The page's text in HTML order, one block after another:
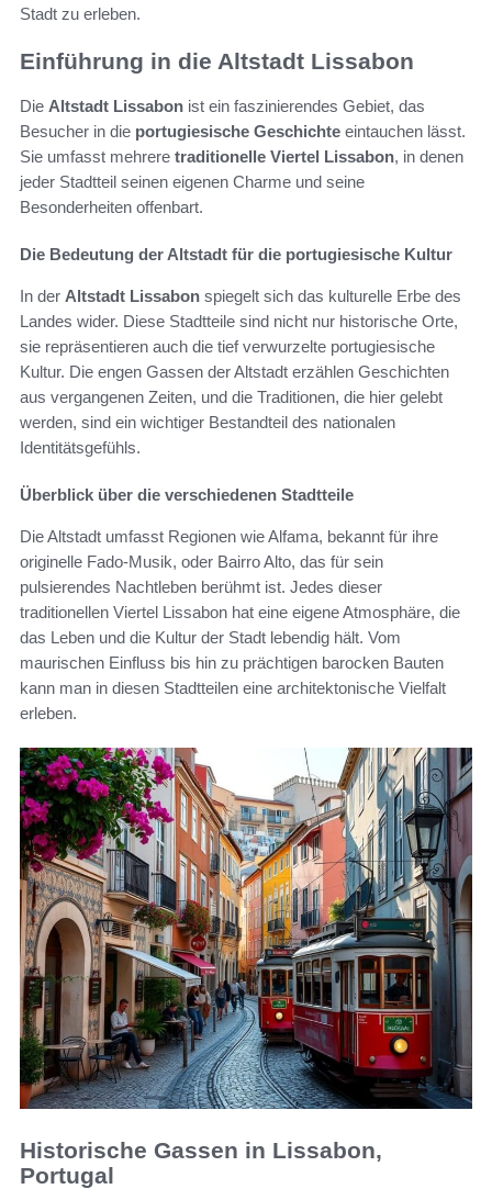
Stadt zu erleben.
Einführung in die Altstadt Lissabon
Die Altstadt Lissabon ist ein faszinierendes Gebiet, das
Besucher in die portugiesische Geschichte eintauchen lässt.
Sie umfasst mehrere traditionelle Viertel Lissabon, in denen
jeder Stadtteil seinen eigenen Charme und seine
Besonderheiten offenbart.
Die Bedeutung der Altstadt für die portugiesische Kultur
In der Altstadt Lissabon spiegelt sich das kulturelle Erbe des
Landes wider. Diese Stadtteile sind nicht nur historische Orte,
sie repräsentieren auch die tief verwurzelte portugiesische
Kultur. Die engen Gassen der Altstadt erzählen Geschichten
aus vergangenen Zeiten, und die Traditionen, die hier gelebt
werden, sind ein wichtiger Bestandteil des nationalen
Identitätsgefühls.
Überblick über die verschiedenen Stadtteile
Die Altstadt umfasst Regionen wie Alfama, bekannt für ihre
originelle Fado-Musik, oder Bairro Alto, das für sein
pulsierendes Nachtleben berühmt ist. Jedes dieser
traditionellen Viertel Lissabon hat eine eigene Atmosphäre, die
das Leben und die Kultur der Stadt lebendig hält. Vom
maurischen Einfluss bis hin zu prächtigen barocken Bauten
kann man in diesen Stadtteilen eine architektonische Vielfalt
erleben.
Historische Gassen in Lissabon,
Portugal